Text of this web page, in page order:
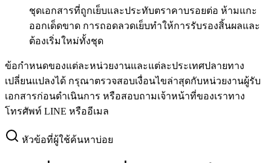
ชุดเอกสารที่ถูกเย็บและประทับตราคาบรอยต่อ ห้ามแกะ
ออกเด็ดขาด การถอดลวดเย็บทำให้การรับรองสิ้นผลและ
ต้องเริ่มใหม่ทั้งชุด
ข้อกำหนดของแต่ละหน่วยงานและแต่ละประเทศปลายทาง
เปลี่ยนแปลงได้ กรุณาตรวจสอบเงื่อนไขล่าสุดกับหน่วยงานผู้รับ
เอกสารก่อนดำเนินการ หรือสอบถามเจ้าหน้าที่ของเราทาง
โทรศัพท์ LINE หรืออีเมล
หัวข้อที่ผู้ใช้ค้นหาบ่อย